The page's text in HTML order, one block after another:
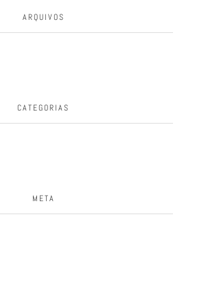
ARQUIVOS
CATEGORIAS
META